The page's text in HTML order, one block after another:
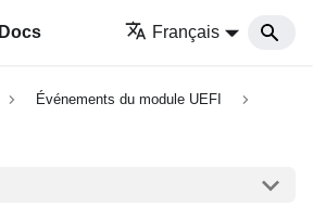
Docs Français
Événements du module UEFI